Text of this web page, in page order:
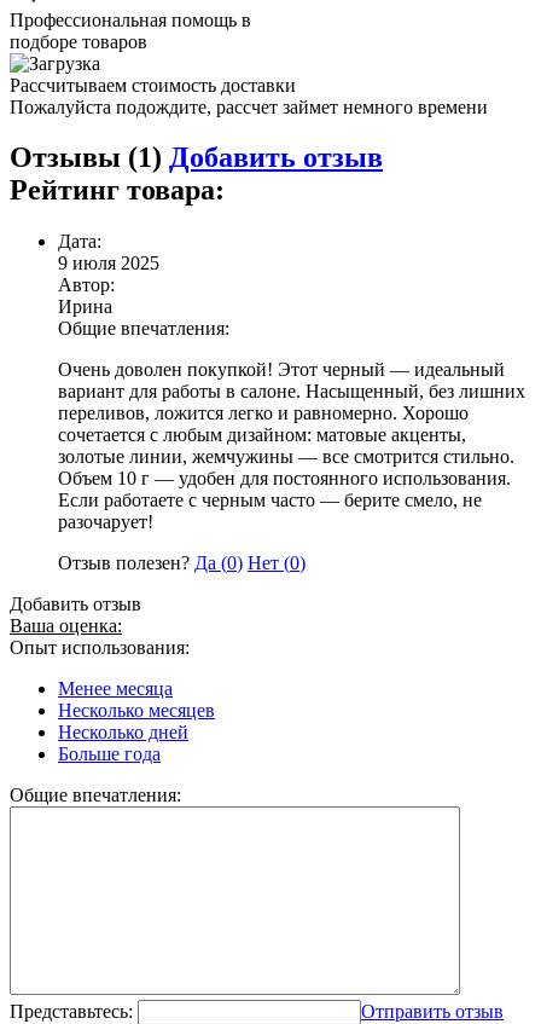
Профессиональная помощь в
подборе товаров
Рассчитываем стоимость доставки
Пожалуйста подождите, рассчет займет немного времени
Отзывы (1) Добавить отзыв
Рейтинг товара:
Дата:
9 июля 2025
Автор:
Ирина
Общие впечатления:
Очень доволен покупкой! Этот черный — идеальный
вариант для работы в салоне. Насыщенный, без лишних
переливов, ложится легко и равномерно. Хорошо
сочетается с любым дизайном: матовые акценты,
золотые линии, жемчужины — все смотрится стильно.
Объем 10 г — удобен для постоянного использования.
Если работаете с черным часто — берите смело, не
разочарует!
Отзыв полезен? Да (0) Нет (0)
Добавить отзыв
Ваша оценка:
Опыт использования:
Менее месяца
Несколько месяцев
Несколько дней
Больше года
Общие впечатления:
Представьтесь: Отправить отзыв